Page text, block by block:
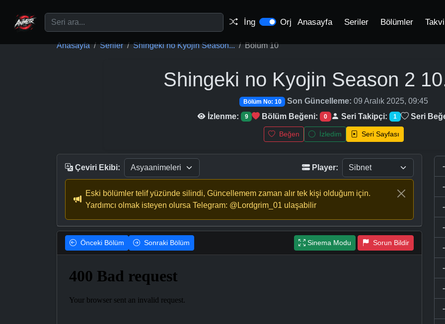
İng Orj Anasayfa Seriler Bölümler
Anasayfa Seriler Shingeki no Kyojin Season... Bölüm 10
Shingeki no Kyojin Season 2
Bölüm No: 10 Son Güncelleme: 09 Aralık 2025, 09:45
İzlenme:
9 Bölüm Beğeni: 0 Seri Takipçi: 1 Seri
Beğen İzledim Seri Sayfası
Çeviri Ekibi: Player:
Eski bölümler telif yüzünde silindi, Güncellemem zaman alır tek kişi olduğum için.
Yardımcı olmak isteyen olursa Telegram: @Lordgrim_01 ulaşabilir
Önceki Bölüm Sonraki Bölüm Sinema Modu Sorun Bildir